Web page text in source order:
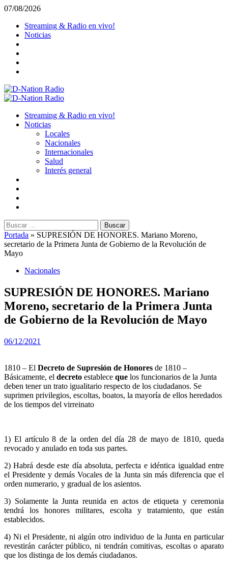
Saltar
contenido
07/08/2026
Streaming & Radio en vivo!
Noticias
Menú
Streaming & Radio en vivo!
Noticias
Locales
Nacionales
Internacionales
Salud
Interés general
Buscar:
Portada » SUPRESIÓN DE HONORES. Mariano Moreno,
secretario de la Primera Junta de Gobierno de la Revolución de
Mayo
Nacionales
SUPRESIÓN DE HONORES. Mariano
Moreno, secretario de la Primera Junta
de Gobierno de la Revolución de Mayo
06/12/2021
1810 – El Decreto de Supresión de Honores de 1810 –
Básicamente, el decreto establece que los funcionarios de la Junta
deben tener un trato igualitario respecto de los ciudadanos. Se
suprimen privilegios, escoltas, boatos, la mayoría de ellos heredados
de los tiempos del virreinato
1) El artículo 8 de la orden del día 28 de mayo de 1810, queda
revocado y anulado en toda sus partes.
2) Habrá desde este día absoluta, perfecta e idéntica igualdad entre
el Presidente y demás Vocales de la Junta sin más diferencia que el
orden numerario, y gradual de los asientos.
3) Solamente la Junta reunida en actos de etiqueta y ceremonia
tendrá los honores militares, escolta y tratamiento, que están
establecidos.
4) Ni el Presidente, ni algún otro individuo de la Junta en particular
revestirán carácter público, ni tendrán comitivas, escoltas o aparato
que los distinga de los demás ciudadanos.